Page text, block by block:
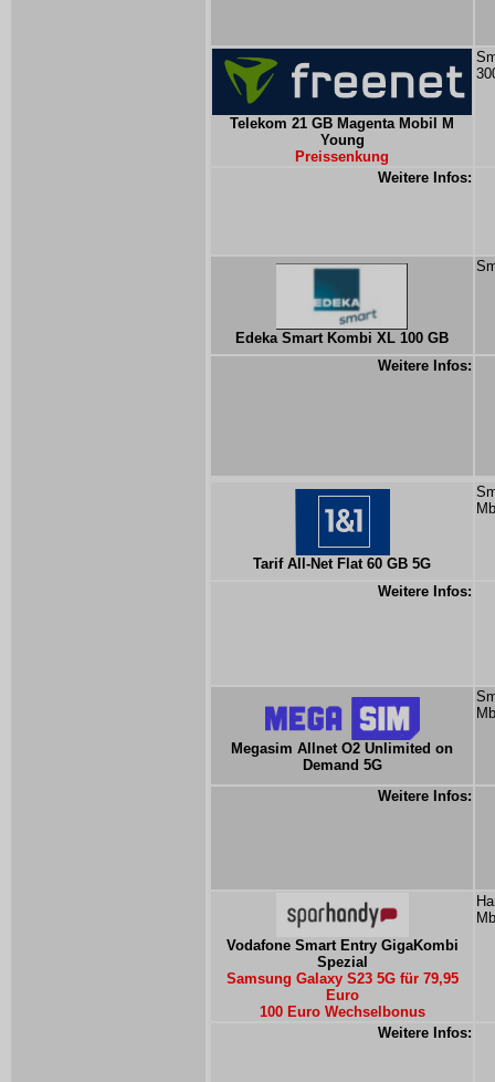
Telekom 21 GB Magenta Mobil M
Young
Preissenkung
Weitere Infos:
Edeka Smart Kombi XL 100 GB
Weitere Infos:
Tarif All-Net Flat 60 GB 5G
Weitere Infos:
Megasim Allnet O2 Unlimited on
Demand 5G
Weitere Infos:
Vodafone Smart Entry GigaKombi
Spezial
Samsung Galaxy S23 5G für 79,95
Euro
100 Euro Wechselbonus
Weitere Infos: